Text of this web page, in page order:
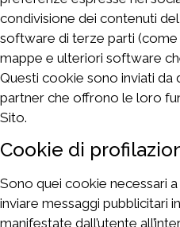
condivisione dei contenuti del
software di terze parti
mappe e ulteriori software
Questi cookie sono inviati da
partner che offrono le loro
Sito.
Cookie di
Sono quei cookie necessari
inviare messaggi pubblicitari
manifestate dall’utente